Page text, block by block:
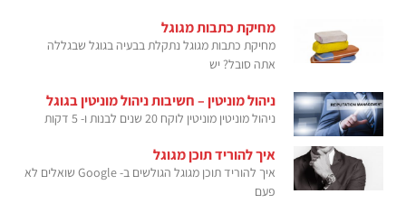
מחיקת כתבות מגוגל
מחיקת כתבות מגוגל נתקלת בבעיה בגוגל שבגללה
אתה סובל? יש
ניהול מוניטין – חשיבות ניהול מוניטין בגוגל
ניהול מוניטין מוניטין לוקח 20 שנים לבנות ו- 5 דקות
איך להוריד תוכן מגוגל
איך להוריד תוכן מגוגל הגולשים ב- Google שואלים לא
פעם